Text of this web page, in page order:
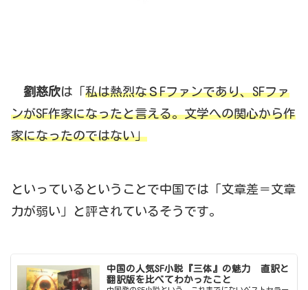
劉慈欣は「私は熱烈なＳFファンであり、SFファ
ンがSF作家になったと言える。文学への関心から作
家になったのではない」
といっているということで中国では「文章差＝文章
力が弱い」と評されているそうです。
中国の人気SF小説『三体』の魅力 直訳と
翻訳版を比べてわかったこと